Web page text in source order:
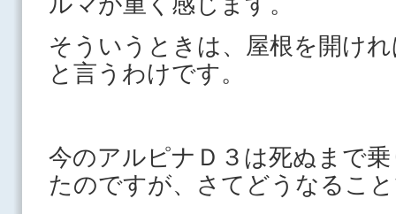
そういうときは、屋根を開け
と言うわけです。
今のアルピナＤ３は死ぬまで
たのですが、さてどうなるこ